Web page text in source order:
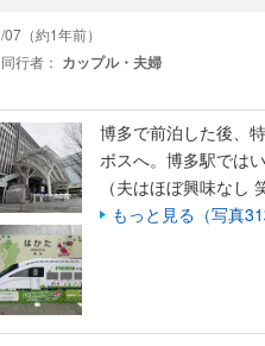
（約1年前）
同行者： カップル・夫婦
博多で前泊した後、
ボスへ。博多駅では
（夫はほぼ興味なし
もっと見る（写真31